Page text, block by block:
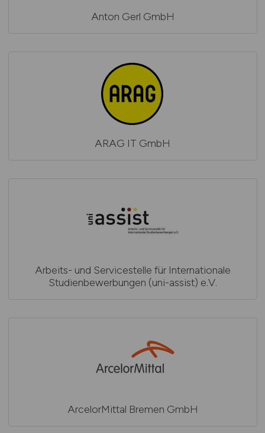
Anton Gerl GmbH
ARAG IT GmbH
Arbeits- und Servicestelle für Internationale
Studienbewerbungen (uni-assist) e.V.
ArcelorMittal Bremen GmbH